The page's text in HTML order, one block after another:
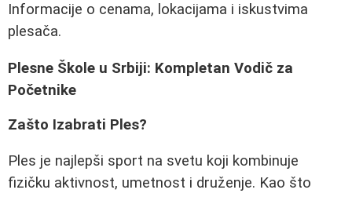
Informacije o cenama, lokacijama i iskustvima
plesača.
Plesne Škole u Srbiji: Kompletan Vodič za
Početnike
Zašto Izabrati Ples?
Ples je najlepši sport na svetu koji kombinuje
fizičku aktivnost, umetnost i druženje. Kao što